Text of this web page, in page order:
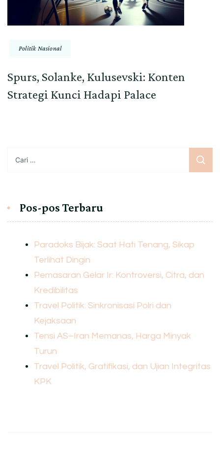
Politik Nasional
Spurs, Solanke, Kulusevski: Konten
Strategi Kunci Hadapi Palace
untuk:
Pos-pos Terbaru
Paradoks Bijak: Saat Hati Tenang, Sikap
Terlihat Dingin
Pemasaran Gelar Ir: Kontroversi, Citra, dan
Kredibilitas
Travel Politik: Sinkronisasi Polri dan
Kejaksaan
Tensi AS–Iran Memanas, Harga Minyak
Turun
Travel Politik, Gratifikasi, dan Ujian Integritas
KPK